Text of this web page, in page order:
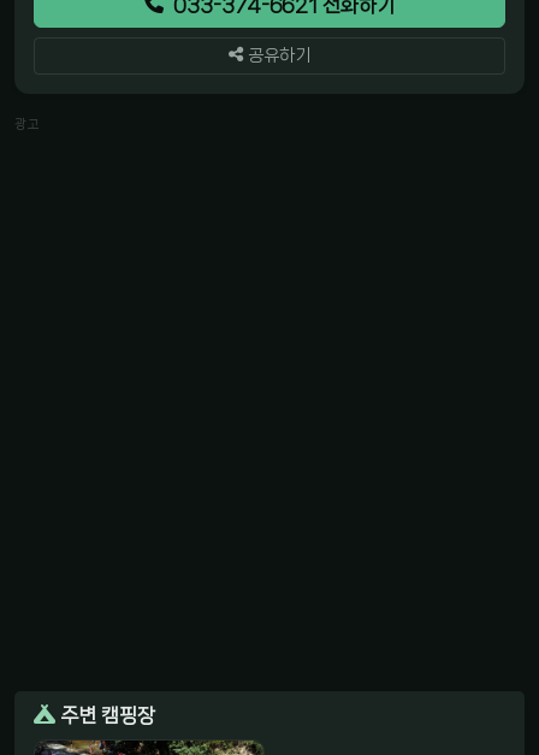
공유하기
광고
주변 캠핑장